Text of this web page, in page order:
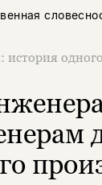
одного